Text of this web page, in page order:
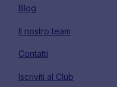
Blog
Il nostro team
Contatti
Iscriviti al Club